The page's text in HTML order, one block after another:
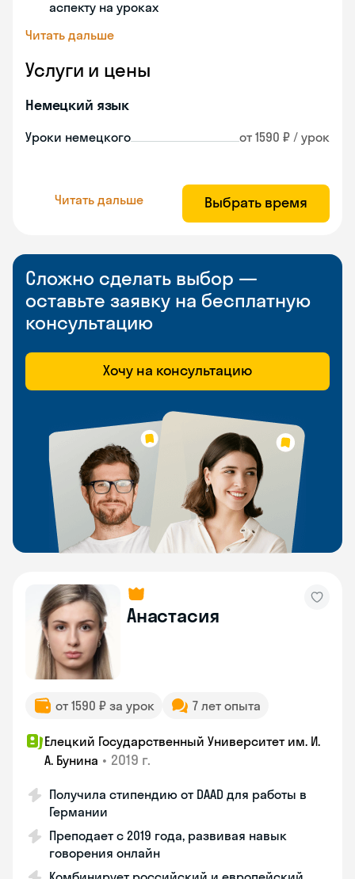
аспекту на уроках
Читать дальше
Услуги и цены
Немецкий язык
Уроки немецкого от 1590 ₽ / урок
Читать дальше Выбрать время
Сложно сделать выбор —
оставьте заявку на бесплатную
консультацию
Хочу на консультацию
Анастасия
от 1590 ₽ за урок 7 лет опыта
Елецкий Государственный Университет им. И.
А. Бунина • 2019 г.
Получила стипендию от DAAD для работы в
Германии
Преподает с 2019 года, развивая навык
говорения онлайн